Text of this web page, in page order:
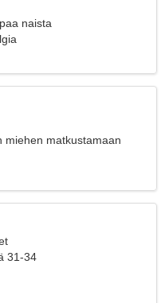
naista
miehen matkustamaan
31-34